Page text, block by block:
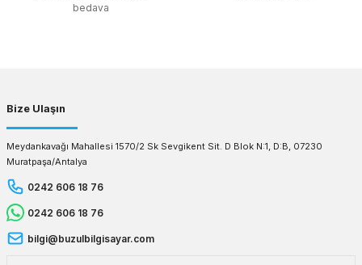
bedava
Bize Ulaşın
Meydankavağı Mahallesi 1570/2 Sk Sevgikent Sit. D Blok N:1, D:B, 07230
Muratpaşa/Antalya
0242 606 18 76
0242 606 18 76
bilgi@buzulbilgisayar.com